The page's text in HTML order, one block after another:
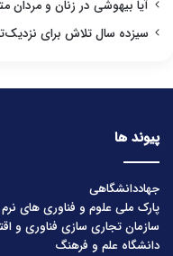
آیا بیهوشی در زنان و مردان
سیزده سال تلاش برای
پیوند ها
جهاددانشگاهی
پارک ملی علوم و فناوری های
سازمان تجاری سازی فناوری و
دانشگاه علم و فرهنگ